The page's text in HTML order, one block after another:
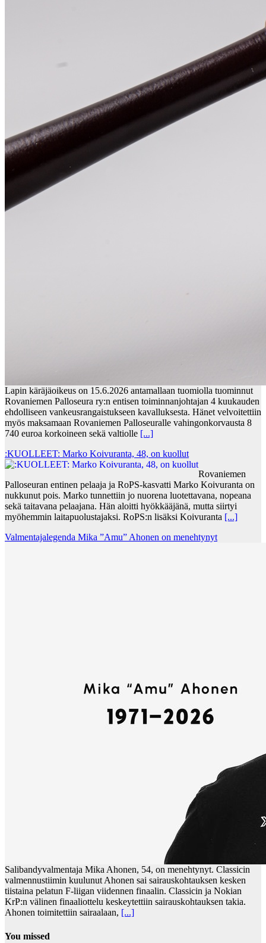
Lapin käräjäoikeus on 15.6.2026 antamallaan tuomiolla tuominnut
Rovaniemen Palloseura ry:n entisen toiminnanjohtajan 4 kuukauden
ehdolliseen vankeusrangaistukseen kavalluksesta. Hänet velvoitettiin
myös maksamaan Rovaniemen Palloseuralle vahingonkorvausta 8
740 euroa korkoineen sekä valtiolle [...]
:KUOLLEET: Marko Koivuranta, 48, on kuollut
Rovaniemen
Palloseuran entinen pelaaja ja RoPS-kasvatti Marko Koivuranta on
nukkunut pois. Marko tunnettiin jo nuorena luotettavana, nopeana
sekä taitavana pelaajana. Hän aloitti hyökkääjänä, mutta siirtyi
myöhemmin laitapuolustajaksi. RoPS:n lisäksi Koivuranta [...]
Valmentajalegenda Mika ”Amu” Ahonen on menehtynyt
Salibandyvalmentaja Mika Ahonen, 54, on menehtynyt. Classicin
valmennustiimin kuulunut Ahonen sai sairauskohtauksen kesken
tiistaina pelatun F-liigan viidennen finaalin. Classicin ja Nokian
KrP:n välinen finaaliottelu keskeytettiin sairauskohtauksen takia.
Ahonen toimitettiin sairaalaan, [...]
You missed